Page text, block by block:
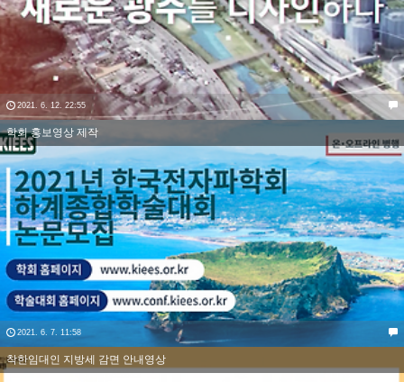
2021. 6. 12. 22:55
학회 홍보영상 제작
2021. 6. 7. 11:58
착한임대인 지방세 감면 안내영상